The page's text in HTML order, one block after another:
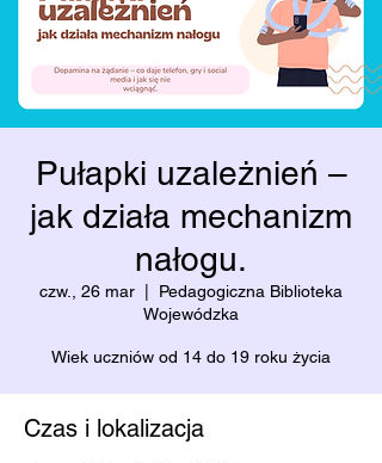
Pułapki uzależnień –
jak działa mechanizm
nałogu.
czw., 26 mar
Pedagogiczna Biblioteka
Wojewódzka
Wiek uczniów od 14 do 19 roku życia
Czas i lokalizacja